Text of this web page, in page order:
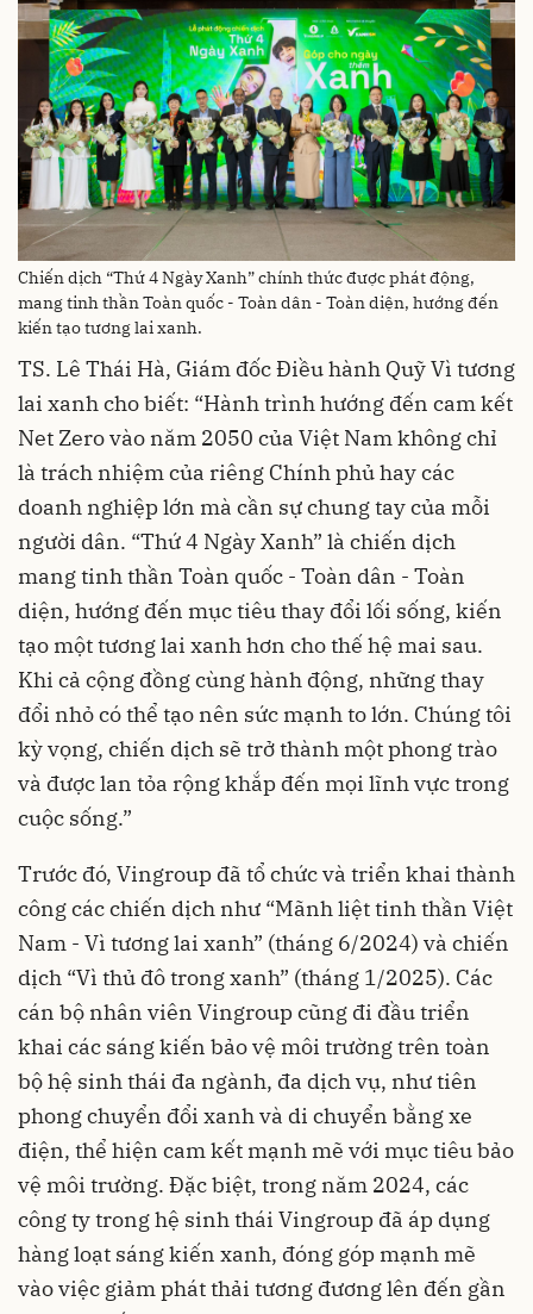
Chiến dịch “Thứ 4 Ngày Xanh” chính thức được phát động,
mang tinh thần Toàn quốc - Toàn dân - Toàn diện, hướng đến
kiến tạo tương lai xanh.
TS. Lê Thái Hà, Giám đốc Điều hành Quỹ Vì tương
lai xanh cho biết: “Hành trình hướng đến cam kết
Net Zero vào năm 2050 của Việt Nam không chỉ
là trách nhiệm của riêng Chính phủ hay các
doanh nghiệp lớn mà cần sự chung tay của mỗi
người dân. “Thứ 4 Ngày Xanh” là chiến dịch
mang tinh thần Toàn quốc - Toàn dân - Toàn
diện, hướng đến mục tiêu thay đổi lối sống, kiến
tạo một tương lai xanh hơn cho thế hệ mai sau.
Khi cả cộng đồng cùng hành động, những thay
đổi nhỏ có thể tạo nên sức mạnh to lớn. Chúng tôi
kỳ vọng, chiến dịch sẽ trở thành một phong trào
và được lan tỏa rộng khắp đến mọi lĩnh vực trong
cuộc sống.”
Trước đó, Vingroup đã tổ chức và triển khai thành
công các chiến dịch như “Mãnh liệt tinh thần Việt
Nam - Vì tương lai xanh” (tháng 6/2024) và chiến
dịch “Vì thủ đô trong xanh” (tháng 1/2025). Các
cán bộ nhân viên Vingroup cũng đi đầu triển
khai các sáng kiến bảo vệ môi trường trên toàn
bộ hệ sinh thái đa ngành, đa dịch vụ, như tiên
phong chuyển đổi xanh và di chuyển bằng xe
điện, thể hiện cam kết mạnh mẽ với mục tiêu bảo
vệ môi trường. Đặc biệt, trong năm 2024, các
công ty trong hệ sinh thái Vingroup đã áp dụng
hàng loạt sáng kiến xanh, đóng góp mạnh mẽ
vào việc giảm phát thải tương đương lên đến gần